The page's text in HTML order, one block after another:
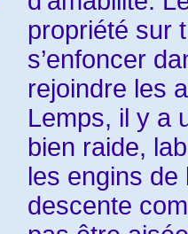
propriété sur
s’enfoncer
rejoindre les
Lemps, il y a
bien raide,
les engins
descente